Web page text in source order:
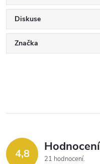
Diskuse
Značka
4,8
21 hodnocení